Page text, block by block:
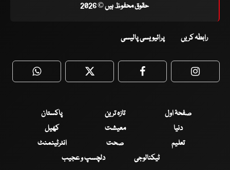
حقوق محفوظ ہیں © 2026
رابطہ کریں پرائیویسی پالیسی
WhatsApp Twitter Facebook
صفحۂ اول تازہ ترین
پاکستان
دنیا
معیشت
کھیل
تعلیم
صحت
انٹرٹینمنٹ
ٹیکنالوجی
دلچسپ و عجیب